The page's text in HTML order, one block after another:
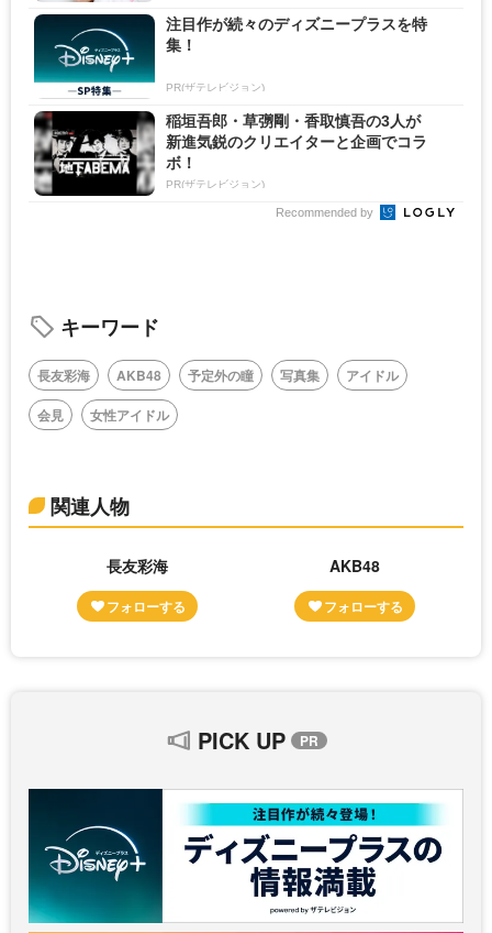
注目作が続々のディズニープラスを特
集！
PR(ザテレビジョン)
稲垣吾郎・草彅剛・香取慎吾の3人が
新進気鋭のクリエイターと企画でコラ
ボ！
PR(ザテレビジョン)
Recommended by
キーワード
長友彩海 AKB48 予定外の瞳 写真集
アイドル
会見
女性アイドル
関連人物
長友彩海 AKB48
PICK UP